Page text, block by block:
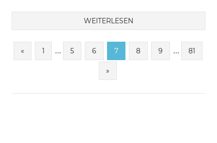
WEITERLESEN
Seitennummerierung
Beiträge
«Vorherige
Beiträge
1 … 5 6 7 8 9 … 81
Nächste
Beiträge
»